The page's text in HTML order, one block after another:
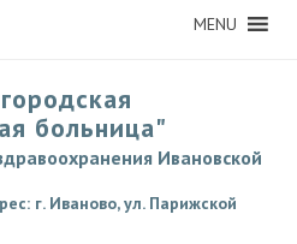
MENU
больница"
Ивановской
г. Иваново, ул. Парижской